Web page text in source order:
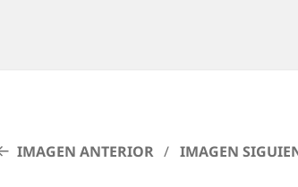
IMAGEN ANTERIOR IMAGEN